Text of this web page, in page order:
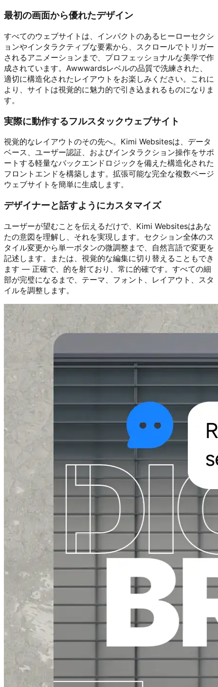
最初の画面から優れたデザイン
すべてのウェブサイトは、インパクトのあるヒーローセクシ
ョンやインタラクティブな要素から、スクロールでトリガー
されるアニメーションまで、プロフェッショナルな美学で作
成されています。Awwwardsレベルの品質で洗練された、
適切に構造化されたレイアウトをお楽しみください。これに
より、サイトは視覚的に魅力的で引き込まれるものになりま
す。
実際に動作するフルスタックウェブサイト
視覚的なレイアウトのその先へ。Kimi Websitesは、データ
ベース、ユーザー認証、およびインタラクション操作をサポ
ートする軽量なバックエンドロジックを備えた構造化された
フロントエンドを構築します。拡張可能な完全な複数ページ
ウェブサイトを簡単に生成します。
デザイナーと話すようにカスタマイズ
ユーザーが望むことを伝えるだけで、Kimi Websitesはあな
たの意図を理解し、それを実現します。セクション全体のス
タイル変更から単一ボタンの微調整まで、自然言語で変更を
記述します。または、視覚的な編集に切り替えることもでき
ます — 正確で、的を射ており、常に的確です。すべての細
部が完璧になるまで、テーマ、フォント、レイアウト、スタ
イルを調整します。